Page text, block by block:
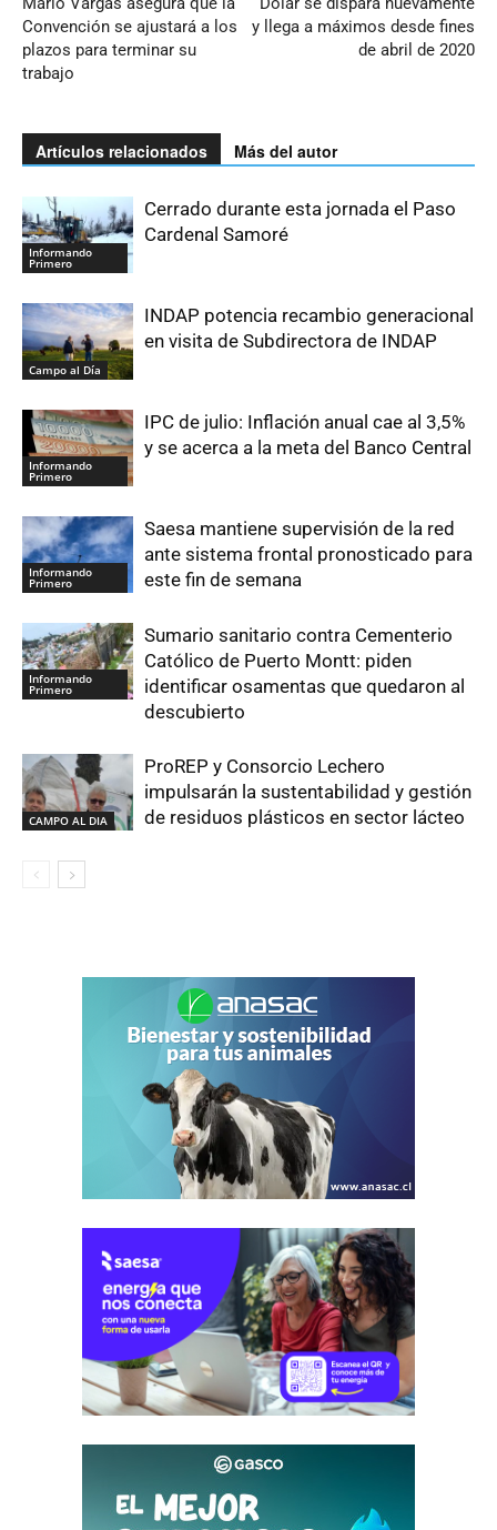
Convención se ajustará a los
plazos para terminar su
trabajo
y llega a máximos desde fines
de abril de 2020
Artículos relacionados Más del autor
Informando
Primero
Cerrado durante esta jornada el Paso
Cardenal Samoré
Campo al Día
INDAP potencia recambio generacional
en visita de Subdirectora de INDAP
Informando
Primero
IPC de julio: Inflación anual cae al 3,5%
y se acerca a la meta del Banco Central
Informando
Primero
Saesa mantiene supervisión de la red
ante sistema frontal pronosticado para
este fin de semana
Informando
Primero
Sumario sanitario contra Cementerio
Católico de Puerto Montt: piden
identificar osamentas que quedaron al
descubierto
CAMPO AL DIA
ProREP y Consorcio Lechero
impulsarán la sustentabilidad y gestión
de residuos plásticos en sector lácteo